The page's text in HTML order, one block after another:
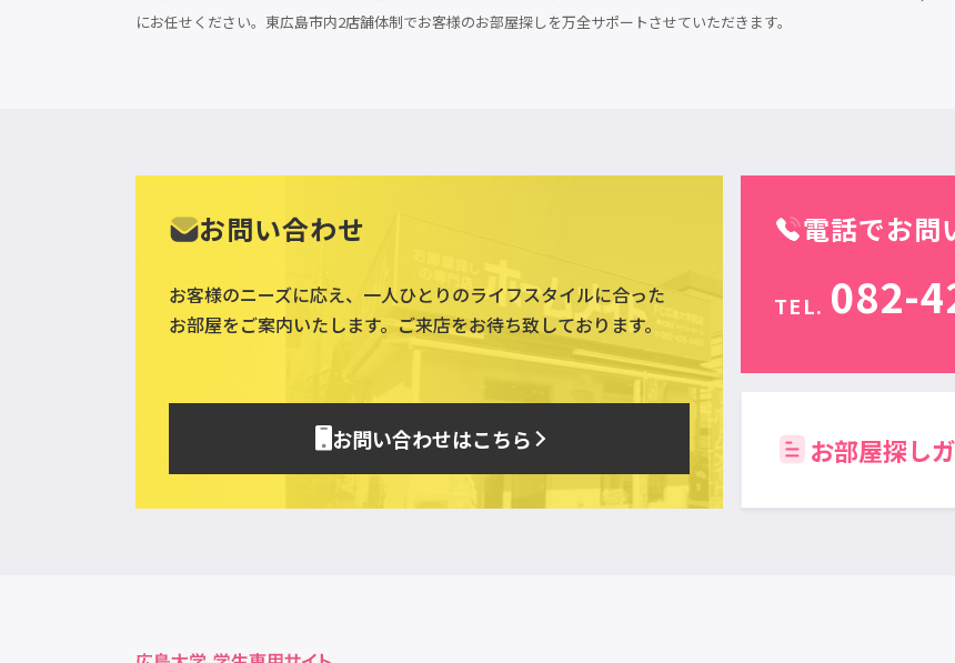
にお任せください。東広島市内2店舗体制でお客様のお部屋探しを万全サポートさせていただきます。
お問い合わせ
お客様のニーズに応え、一人ひとりのライフスタイルに合った
お部屋をご案内いたします。ご来店をお待ち致しております。
お問い合わせはこちら
電話でお問
TEL. 082-
お部屋探し